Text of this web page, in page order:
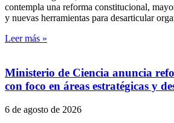
contempla una reforma constitucional,
y nuevas herramientas para desarticular
Leer más »
Ministerio de Ciencia anuncia
con foco en áreas estratégicas y
6 de agosto de 2026